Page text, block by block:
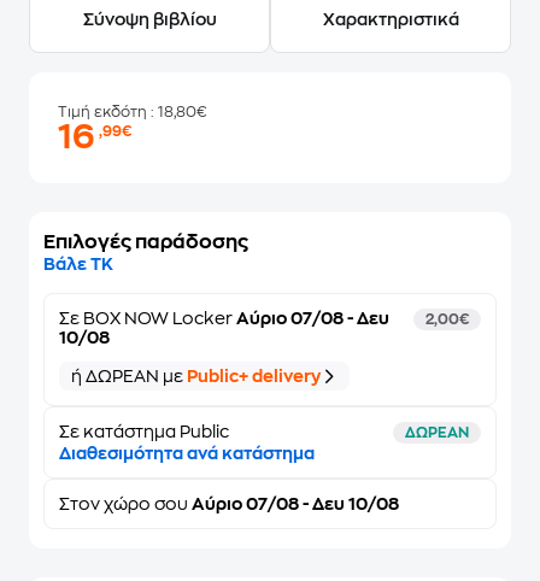
Σύνοψη βιβλίου Χαρακτηριστικά
Τιμή εκδότη : 18,80€
16,99€
Επιλογές παράδοσης
Βάλε ΤΚ
Σε BOX NOW Locker Αύριο 07/08 - Δευ
10/08
2,00€
ή ΔΩΡΕΑΝ με Public+ delivery
Σε κατάστημα Public ΔΩΡΕΑΝ
Διαθεσιμότητα ανά κατάστημα
Στον χώρο σου Αύριο 07/08 - Δευ 10/08